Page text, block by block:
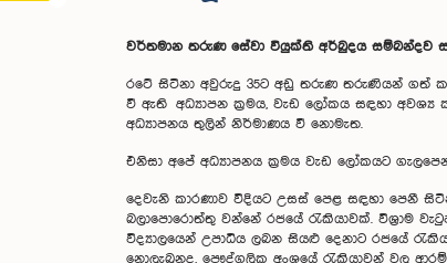
වර්තමාන තරුණ සේවා වියුක්ති අර්බුදය සම්බන්දව
රටේ සිටිනා අවුරුදු 35ට අඩු තරුණ තරුණියන් ගත්
වී ඇති අධ්‍යාපන ක්‍රමය, වැඩ ලෝකය සඳහා අවශ්‍ය
අධ්‍යාපනය තුලින් නිර්මාණය වී නොමැත.
එනිසා අපේ අධ්‍යාපනය ක්‍රමය වැඩ ලෝකයට
දෙවැනි කාරණාව විදියට උසස් පෙළ සඳහා පෙනී
බලාපොරොත්තු වන්නේ රජයේ රැකියාවක්. විශ්‍රාම
විද්‍යාලයෙන් උපාධිය ලබන සියළු දෙනාට රජයේ
නොලැබුනද, පෞද්ගලික අංශයේ රැකියාවන් වල